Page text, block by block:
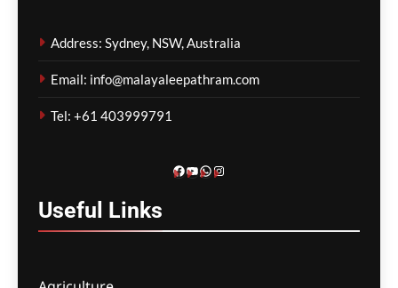
മണലും എക്കലും
നീക്കംചെയ്യാൻ തീരുമാനം
ago
Address: Sydney, NSW, Australia
Email: info@malayaleepathram.com
Tel: +61 403999791
Facebook
YouTube
WhatsApp
Instagram
Useful Links